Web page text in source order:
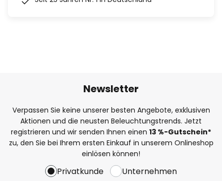
Newsletter
Verpassen Sie keine unserer besten Angebote, exklusiven
Aktionen und die neusten Beleuchtungstrends. Jetzt
registrieren und wir senden Ihnen einen 13 %-Gutschein*
zu, den Sie bei Ihrem ersten Einkauf in unserem Onlineshop
einlösen können!
Privatkunde Unternehmen